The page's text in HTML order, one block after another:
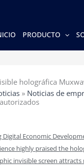
PRODUCTO
holográfica
» Noticias de
Digital Economic
highly praised the
invisible screen